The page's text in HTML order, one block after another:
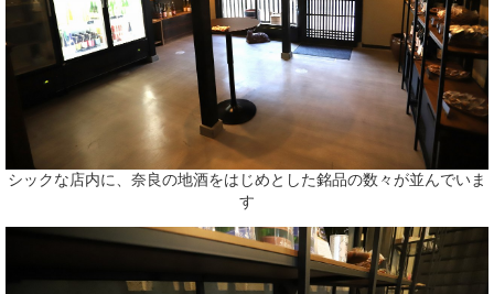
シックな店内に、奈良の地酒をはじめとした銘品の数々が並んでいま
す